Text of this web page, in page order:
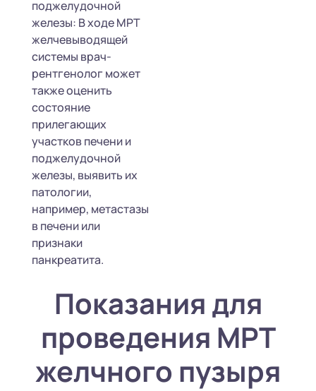
поджелудочной
железы: В ходе МРТ
желчевыводящей
системы врач-
рентгенолог может
также оценить
состояние
прилегающих
участков печени и
поджелудочной
железы, выявить их
патологии,
например, метастазы
в печени или
признаки
панкреатита.
Показания для
проведения МРТ
желчного пузыря